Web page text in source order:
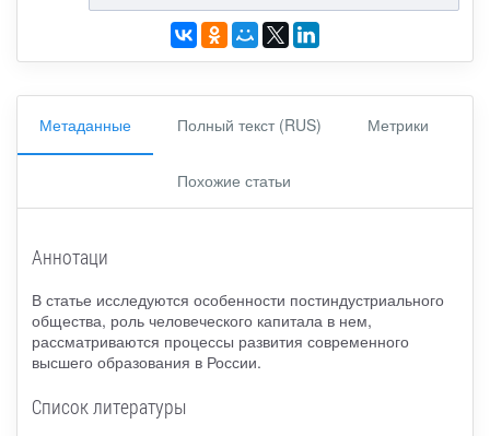
Метаданные Полный текст (RUS) Метрики
Похожие статьи
Аннотаци
В статье исследуются особенности постиндустриального
общества, роль человеческого капитала в нем,
рассматриваются процессы развития современного
высшего образования в России.
Список литературы